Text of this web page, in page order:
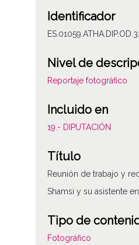
Identificador
Nivel de
Reportaje fotográfico
Incluido en
19.- DIPUTACIÓN
Título
Reunión de trabajo y
Shamsi y su asistente
Tipo de
Fotográfico